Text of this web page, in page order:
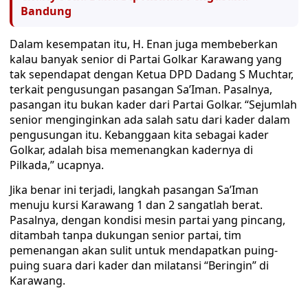
Bandung
Dalam kesempatan itu, H. Enan juga membeberkan
kalau banyak senior di Partai Golkar Karawang yang
tak sependapat dengan Ketua DPD Dadang S Muchtar,
terkait pengusungan pasangan Sa’Iman. Pasalnya,
pasangan itu bukan kader dari Partai Golkar. “Sejumlah
senior menginginkan ada salah satu dari kader dalam
pengusungan itu. Kebanggaan kita sebagai kader
Golkar, adalah bisa memenangkan kadernya di
Pilkada,” ucapnya.
Jika benar ini terjadi, langkah pasangan Sa’Iman
menuju kursi Karawang 1 dan 2 sangatlah berat.
Pasalnya, dengan kondisi mesin partai yang pincang,
ditambah tanpa dukungan senior partai, tim
pemenangan akan sulit untuk mendapatkan puing-
puing suara dari kader dan milatansi “Beringin” di
Karawang.